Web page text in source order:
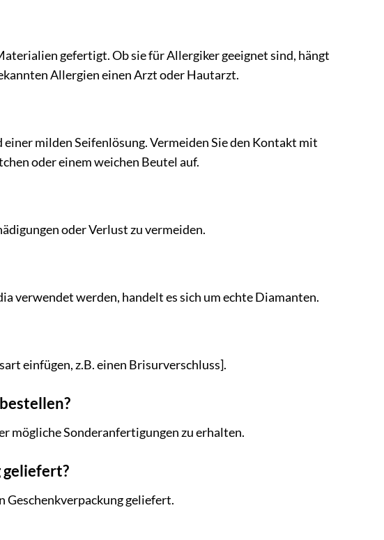
gefertigt. Ob sie für Allergiker geeignet sind, hängt
Allergien einen Arzt oder Hautarzt.
milden Seifenlösung. Vermeiden Sie den Kontakt mit
oder einem weichen Beutel auf.
oder Verlust zu vermeiden.
verwendet werden, handelt es sich um echte Diamanten.
einfügen, z.B. einen Brisurverschluss].
mögliche Sonderanfertigungen zu erhalten.
Geschenkverpackung geliefert.